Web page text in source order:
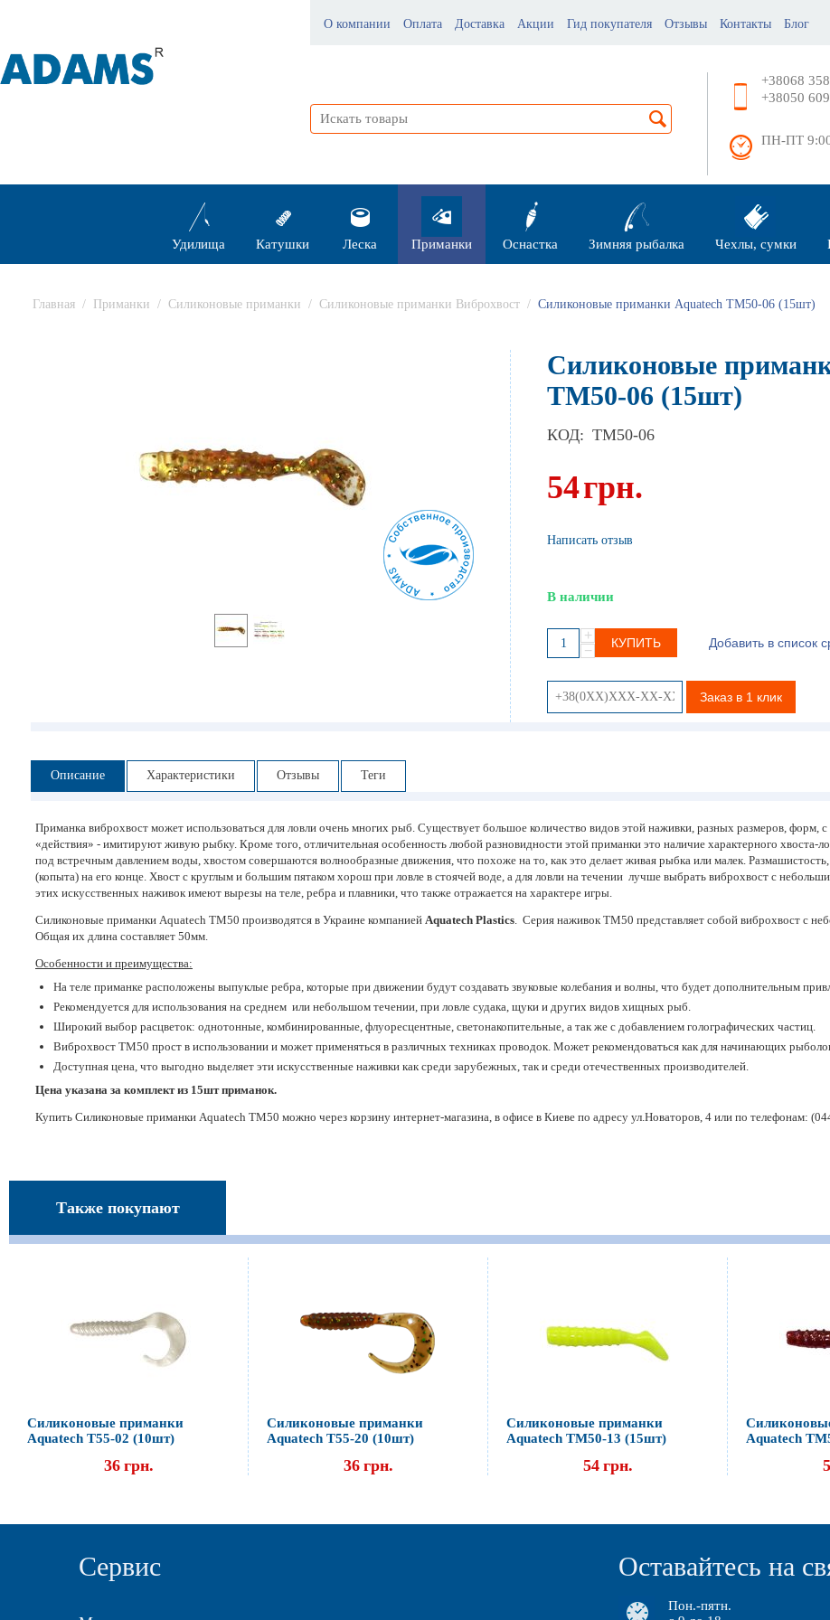
О компании Оплата Доставка Акции Гид покупателя Отзывы Контакты Блог
+38068
+38050
ПН-ПТ
Удилища Катушки Леска Приманки Оснастка Зимняя рыбалка Чехлы, сумки
Главная / Приманки / Силиконовые приманки / Силиконовые приманки Виброхвост / Силиконовые приманки Aquatech ТМ50-06 (15шт)
Силиконовые
ТМ50-06 (15шт)
КОД: TM50-06
54грн.
Написать отзыв
В наличии
+
−
КУПИТЬ Добавить в список
Заказ в 1 клик
Описание Характеристики Отзывы Теги
Приманка виброхвост может использоваться для ловли очень многих рыб. Существует большое количество видов этой наживки, разных размеров,
«действия» - имитируют живую рыбку. Кроме того, отличительная особенность любой разновидности этой приманки это наличие характерного хвоста-
под встречным давлением воды, хвостом совершаются волнообразные движения, что похоже на то, как это делает живая рыбка или малек.
(копыта) на его конце. Хвост с круглым и большим пятаком хорош при ловле в стоячей воде, а для ловли на течении лучше выбрать виброхвост с
этих искусственных наживок имеют вырезы на теле, ребра и плавники, что также отражается на характере игры.
Силиконовые приманки Aquatech TM50 производятся в Украине компанией Aquatech Plastics. Серия наживок TM50 представляет собой виброхвост с
Общая их длина составляет 50мм.
Особенности и преимущества:
На теле приманке расположены выпуклые ребра, которые при движении будут создавать звуковые колебания и волны, что будет дополнительным
Рекомендуется для использования на среднем или небольшом течении, при ловле судака, щуки и других видов хищных рыб.
Широкий выбор расцветок: однотонные, комбинированные, флуоресцентные, светонакопительные, а так же с добавлением голографических частиц.
Виброхвост TM50 прост в использовании и может применяться в различных техниках проводок. Может рекомендоваться как для начинающих
Доступная цена, что выгодно выделяет эти искусственные наживки как среди зарубежных, так и среди отечественных производителей.
Цена указана за комплект из 15шт приманок.
Купить Силиконовые приманки Aquatech TM50 можно через корзину интернет-магазина, в офисе в Киеве по адресу ул.Новаторов, 4 или по телефонам:
Также покупают
Силиконовые приманки
Aquatech Т55-02 (10шт)
36 грн.
Силиконовые приманки
Aquatech Т55-20 (10шт)
36 грн.
Силиконовые приманки
Aquatech ТМ50-13 (15шт)
54 грн.
Aquatech
Сервис Оставайтесь на
Пон.-пятн.